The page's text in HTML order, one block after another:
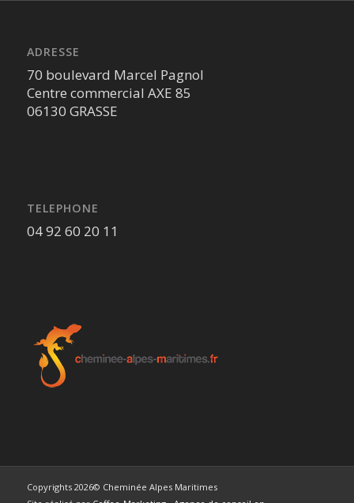
70 boulevard Marcel Pagnol
Centre commercial AXE 85
06130 GRASSE
04 92 60 20 11
Site réalisé parCoffee-Marketing - Agence de conseil en